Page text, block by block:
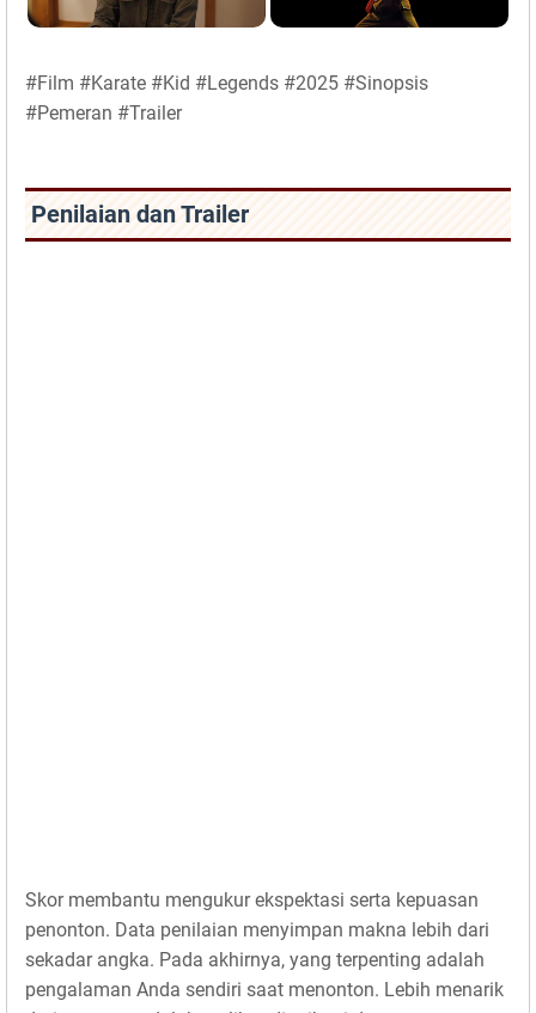
#Film #Karate #Kid #Legends #2025 #Sinopsis
#Pemeran #Trailer
Penilaian dan Trailer
Skor membantu mengukur ekspektasi serta kepuasan
penonton. Data penilaian menyimpan makna lebih dari
sekadar angka. Pada akhirnya, yang terpenting adalah
pengalaman Anda sendiri saat menonton. Lebih menarik